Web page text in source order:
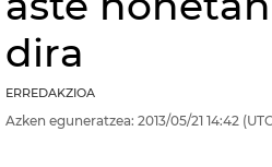
dira
ERREDAKZIOA
Azken eguneratzea: 2013/05/21 14:42